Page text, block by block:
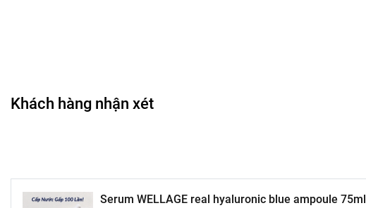
Khách hàng nhận xét
Serum WELLAGE real hyaluronic blue ampoule 75ml